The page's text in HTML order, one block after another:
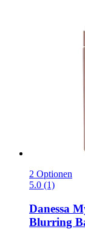
2 Optionen
5.0 (1)
Danessa
Blurring